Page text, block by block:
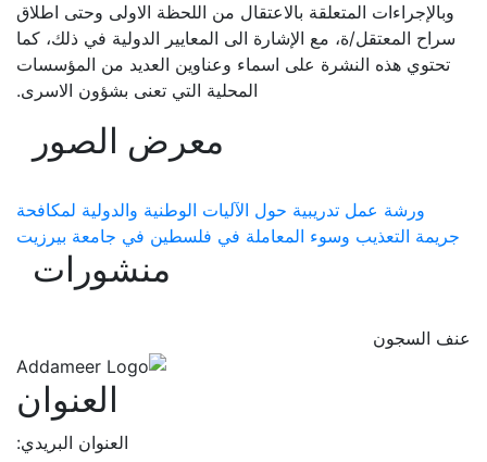
وبالإجراءات المتعلقة بالاعتقال من اللحظة الاولى وحتى اطلاق
سراح المعتقل/ة، مع الإشارة الى المعايير الدولية في ذلك، كما
تحتوي هذه النشرة على اسماء وعناوين العديد من المؤسسات
المحلية التي تعنى بشؤون الاسرى.
معرض الصور
ورشة عمل تدريبية حول الآليات الوطنية والدولية لمكافحة
جريمة التعذيب وسوء المعاملة في فلسطين في جامعة بيرزيت
منشورات
عنف السجون
العنوان
العنوان البريدي: